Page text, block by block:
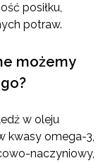
posiłku,
potraw.
możemy
w oleju
kwasy omega-3,
naczyniowy,